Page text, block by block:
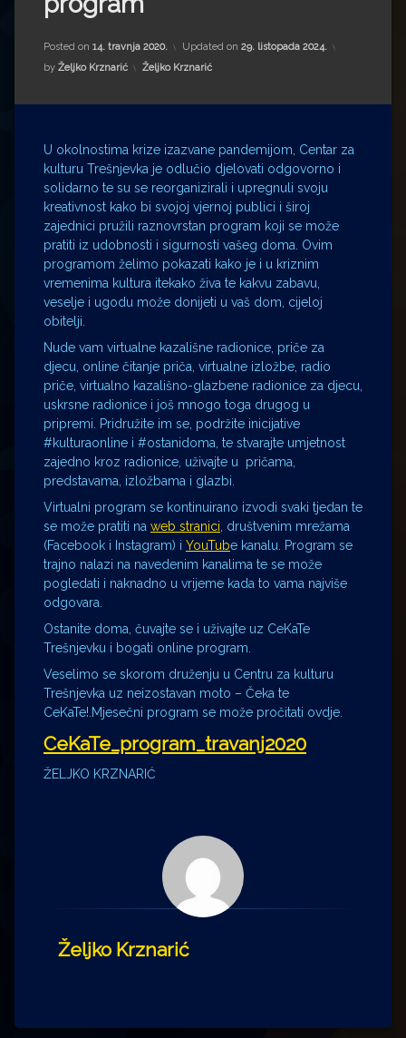
Impressum
Milenko Strižak
Drugi autori
Drugi autori
Željko Krznarić
Mario Lovreković
Miroslav Šantek
Posted on 14. travnja 2020. Updated on 29. listopada 2024.
by Željko Krznarić Kategorije:
Željko Krznarić
U okolnostima krize izazvane pandemijom, Centar za
kulturu Trešnjevka je odlučio djelovati odgovorno i
solidarno te su se reorganizirali i upregnuli svoju
kreativnost kako bi svojoj vjernoj publici i široj
zajednici pružili raznovrstan program koji se može
pratiti iz udobnosti i sigurnosti vašeg doma. Ovim
programom želimo pokazati kako je i u kriznim
vremenima kultura itekako živa te kakvu zabavu,
veselje i ugodu može donijeti u vaš dom, cijeloj
obitelji.
Nude vam virtualne kazališne radionice, priče za
djecu, online čitanje priča, virtualne izložbe, radio
priče, virtualno kazališno-glazbene radionice za djecu,
uskrsne radionice i još mnogo toga drugog u
pripremi. Pridružite im se, podržite inicijative
#kulturaonline i #ostanidoma, te stvarajte umjetnost
zajedno kroz radionice, uživajte u pričama,
predstavama, izložbama i glazbi.
Virtualni program se kontinuirano izvodi svaki tjedan te
se može pratiti na web stranici , društvenim mrežama
(Facebook i Instagram) i YouTube kanalu. Program se
trajno nalazi na navedenim kanalima te se može
pogledati i naknadno u vrijeme kada to vama najviše
odgovara.
Ostanite doma, čuvajte se i uživajte uz CeKaTe
Trešnjevku i bogati online program.
Veselimo se skorom druženju u Centru za kulturu
Trešnjevka uz neizostavan moto – Čeka te
CeKaTe!.Mjesečni program se može pročitati ovdje.
CeKaTe_program_travanj2020
ŽELJKO KRZNARIĆ
Željko Krznarić